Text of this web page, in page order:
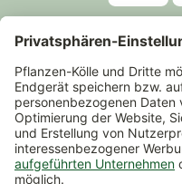
*Alle Preise inkl.
Mindestbestellwert 14,90 €,